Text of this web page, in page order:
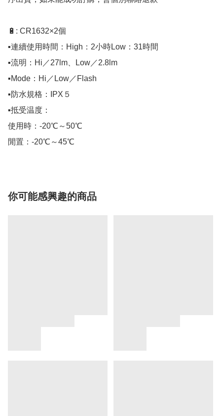
🔋: CR1632×2個
▪️連續使用時間：High：2小時Low：31時間
▪️流明：Hi／27lm、Low／2.8lm
▪️Mode：Hi／Low／Flash
▪️防水規格：IPX５
▪️抵受温度：
使用時：-20℃～50℃
閒置：-20℃～45℃
你可能感興趣的商品